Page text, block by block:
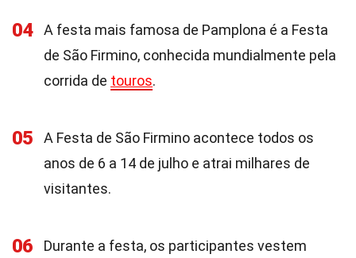
04
A festa mais famosa de Pamplona é a Festa
de São Firmino, conhecida mundialmente pela
corrida de touros.
05
A Festa de São Firmino acontece todos os
anos de 6 a 14 de julho e atrai milhares de
visitantes.
06
Durante a festa, os participantes vestem